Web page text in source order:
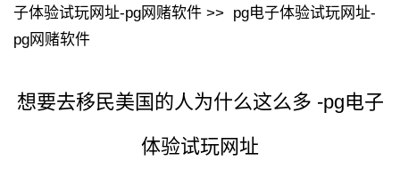
子体验试玩网址-pg网赌软件 >> pg电子体验试玩网址-
pg网赌软件
想要去移民美国的人为什么这么多 -pg电子
体验试玩网址